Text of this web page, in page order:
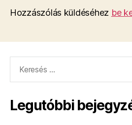
Hozzászólás küldéséhez be
Legutóbbi